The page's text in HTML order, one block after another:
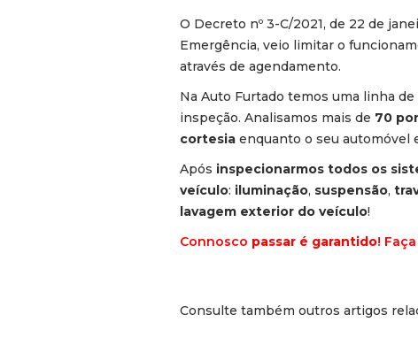
O Decreto nº 3-C/2021, de 22 de
Emergência, veio limitar o
através de agendamento.
Na Auto Furtado temos uma linha
inspeção. Analisamos mais de 70
cortesia enquanto o seu automóvel
Após inspecionarmos todos os
veículo: iluminação, suspensão,
lavagem exterior do veículo!
Connosco passar é garantido!
Consulte também outros artigos